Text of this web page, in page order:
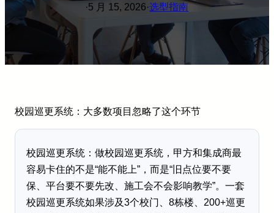
·5 月 15, 2026·选型指南
校园巡更系统：大多数项目忽略了这个环节
校园巡更系统：做校园巡更系统，甲方和集成商最
容易卡住的不是“能不能上”，而是“旧点位要不要
保、平台要不要先改、施工会不会影响教学”。一套
校园巡更系统如果涉及3个校门、8栋楼、200+巡更